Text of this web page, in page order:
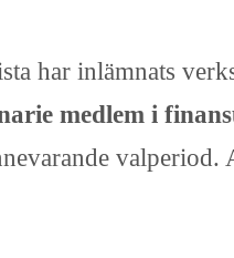
har inlämnats
medlem i
valperiod.